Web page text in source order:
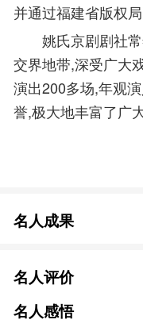
并通过福建省版权
姚氏京剧剧社
交界地带,深受广大
演出200多场,年观
誉,极大地丰富了广
名人成果
名人评价
名人感悟